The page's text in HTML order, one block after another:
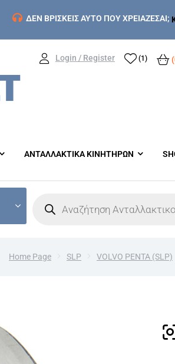
ΔΕΝ ΒΡΙΣΚΕΙΣ ΑΥΤΟ ΠΟΥ ΧΡΕΙΑΖΕΣΑΙ;
ΑΝΤΑΛΛΑΚΤΙΚΑ ΚΙΝΗΤΗΡΩΝ
Login / Register (1)
Home Page SLP VOLVO PENTA (SLP)